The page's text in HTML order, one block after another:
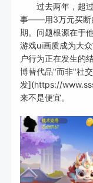
过去两年，超
事——用3万元买断
期。问题根源在于
游戏ui画质成为大
户行为正在发生的
博替代品"而非"社
发](https://
来不是便宜。